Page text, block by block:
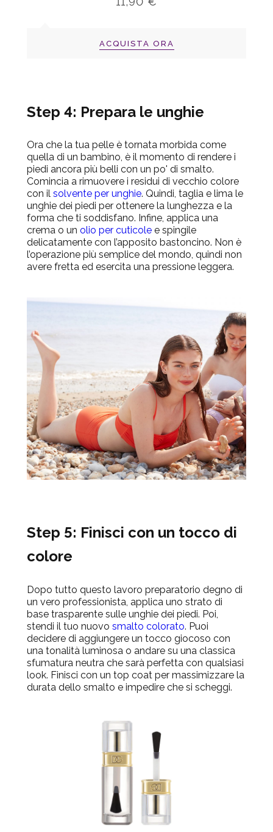
ACQUISTA ORA
Step 4: Prepara le unghie
Ora che la tua pelle è tornata morbida come
quella di un bambino, è il momento di rendere i
piedi ancora più belli con un po' di smalto.
Comincia a rimuovere i residui di vecchio colore
con il solvente per unghie. Quindi, taglia e lima le
unghie dei piedi per ottenere la lunghezza e la
forma che ti soddisfano. Infine, applica una
crema o un olio per cuticole e spingile
delicatamente con l’apposito bastoncino. Non è
l’operazione più semplice del mondo, quindi non
avere fretta ed esercita una pressione leggera.
Step 5: Finisci con un tocco di
colore
Dopo tutto questo lavoro preparatorio degno di
un vero professionista, applica uno strato di
base trasparente sulle unghie dei piedi. Poi,
stendi il tuo nuovo smalto colorato. Puoi
decidere di aggiungere un tocco giocoso con
una tonalità luminosa o andare su una classica
sfumatura neutra che sarà perfetta con qualsiasi
look. Finisci con un top coat per massimizzare la
durata dello smalto e impedire che si scheggi.